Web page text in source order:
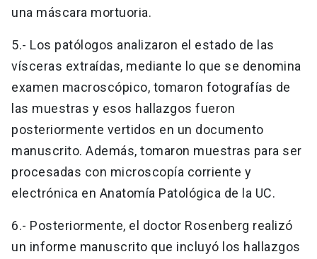
una máscara mortuoria.
5.- Los patólogos analizaron el estado de las
vísceras extraídas, mediante lo que se denomina
examen macroscópico, tomaron fotografías de
las muestras y esos hallazgos fueron
posteriormente vertidos en un documento
manuscrito. Además, tomaron muestras para ser
procesadas con microscopía corriente y
electrónica en Anatomía Patológica de la UC.
6.- Posteriormente, el doctor Rosenberg realizó
un informe manuscrito que incluyó los hallazgos